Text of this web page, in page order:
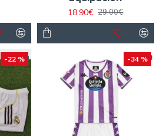
18.90€ 29.00€
-22 % -34 %